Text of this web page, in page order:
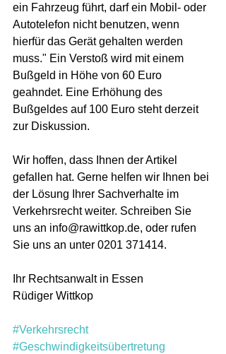
ein Fahrzeug führt, darf ein Mobil- oder
Autotelefon nicht benutzen, wenn
hierfür das Gerät gehalten werden
muss." Ein Verstoß wird mit einem
Bußgeld in Höhe von 60 Euro
geahndet. Eine Erhöhung des
Bußgeldes auf 100 Euro steht derzeit
zur Diskussion.
Wir hoffen, dass Ihnen der Artikel
gefallen hat. Gerne helfen wir Ihnen bei
der Lösung Ihrer Sachverhalte im
Verkehrsrecht weiter. Schreiben Sie
uns an info@rawittkop.de, oder rufen
Sie uns an unter 0201 371414.
Ihr Rechtsanwalt in Essen
Rüdiger Wittkop
#Verkehrsrecht
#Geschwindigkeitsübertretung